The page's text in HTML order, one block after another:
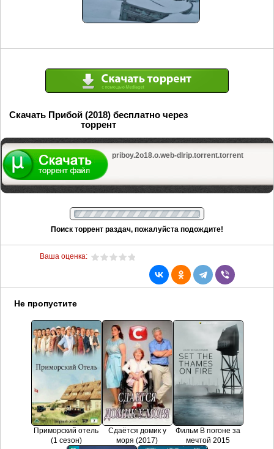
Скачать Прибой (2018) бесплатно через
торрент
priboy.2o18.o.web-dlrip.torrent.torrent
Поиск торрент раздач, пожалуйста подождите!
Ваша оценка:
Не пропустите
Приморский отель
(1 сезон)
Сдаётся домик у
моря (2017)
Фильм В погоне за
мечтой 2015